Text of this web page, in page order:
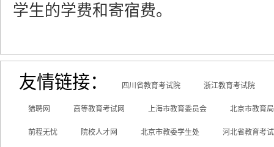
学生的学费和寄宿费。
友情链接： 四川省教育考试院 浙江教育考试院
猎聘网 高等教育考试网 上海市教育委员会 北京市教育局
前程无忧 院校人才网 北京市教委学生处 河北省教育考